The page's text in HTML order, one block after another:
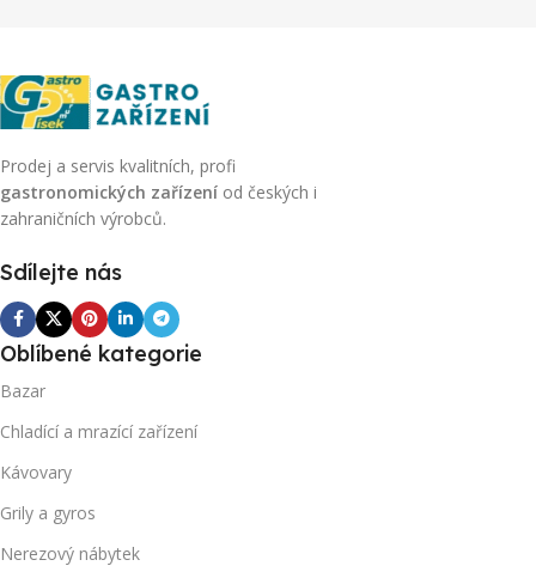
Prodej a servis kvalitních, profi
gastronomických zařízení od českých i
zahraničních výrobců.
Sdílejte nás
Oblíbené kategorie
Bazar
Chladící a mrazící zařízení
Kávovary
Grily a gyros
Nerezový nábytek